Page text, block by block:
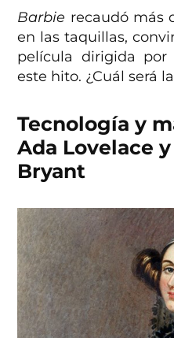
Barbie recaudó más
en las taquillas,
película dirigida por
este hito. ¿Cuál será
Tecnología y
Ada Lovelace
Bryant